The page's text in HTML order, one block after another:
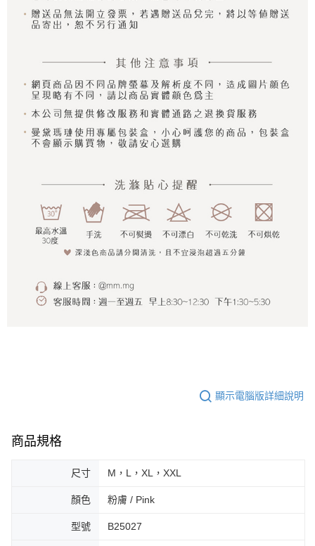
顯示電腦版詳細說明
商品規格
尺寸 M，L，XL，XXL
顏色 粉膚 / Pink
型號 B25027